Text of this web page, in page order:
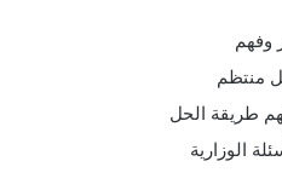
وفهم
منتظم
طريقة الحل
الوزارية